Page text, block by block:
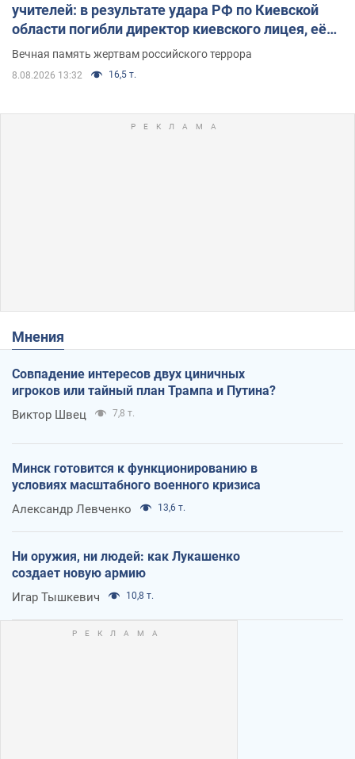
учителей: в результате удара РФ по Киевской
области погибли директор киевского лицея, её
муж и внук
Вечная память жертвам российского террора
8.08.2026 13:32 16,5 т.
Мнения
Совпадение интересов двух циничных
игроков или тайный план Трампа и Путина?
Виктор Швец 7,8 т.
Минск готовится к функционированию в
условиях масштабного военного кризиса
Александр Левченко 13,6 т.
Ни оружия, ни людей: как Лукашенко
создает новую армию
Игар Тышкевич 10,8 т.